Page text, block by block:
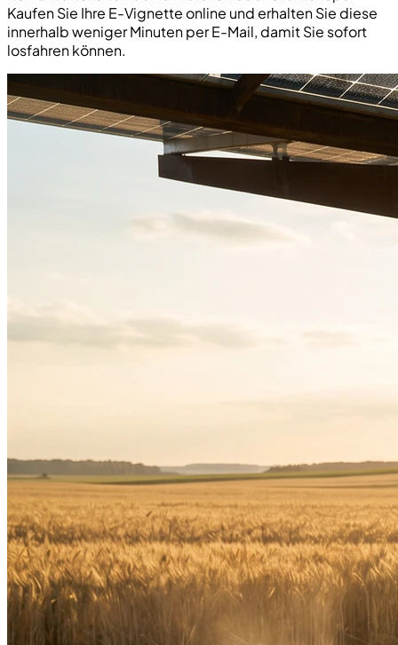
Kaufen Sie Ihre E-Vignette online und erhalten Sie diese
innerhalb weniger Minuten per E-Mail, damit Sie sofort
losfahren können.